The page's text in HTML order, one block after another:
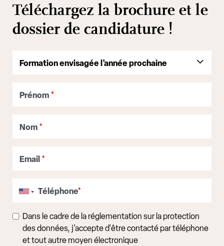
Téléchargez la brochure et le
dossier de candidature !
Prénom *
Nom *
Email *
Téléphone*
Dans le cadre de la réglementation sur la protection
des données, j'accepte d'être contacté par téléphone
et tout autre moyen électronique